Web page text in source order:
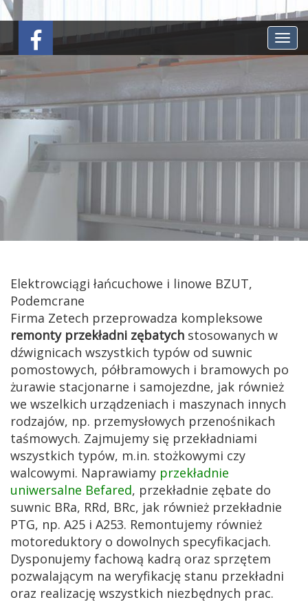
Elektrowciągi łańcuchowe i linowe BZUT,
Podemcrane
Firma Zetech przeprowadza kompleksowe
remonty przekładni zębatych stosowanych w
dźwignicach wszystkich typów od suwnic
pomostowych, półbramowych i bramowych po
żurawie stacjonarne i samojezdne, jak również
we wszelkich urządzeniach i maszynach innych
rodzajów, np. przemysłowych przenośnikach
taśmowych. Zajmujemy się przekładniami
wszystkich typów, m.in. stożkowymi czy
walcowymi. Naprawiamy przekładnie
uniwersalne Befared, przekładnie zębate do
suwnic BRa, RRd, BRc, jak również przekładnie
PTG, np. A25 i A253. Remontujemy również
motoreduktory o dowolnych specyfikacjach.
Dysponujemy fachową kadrą oraz sprzętem
pozwalającym na weryfikację stanu przekładni
oraz realizację wszystkich niezbędnych prac.